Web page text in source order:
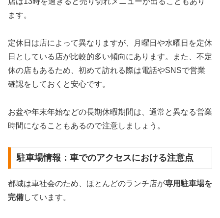
ます。
定休日は店によって異なりますが、月曜日や水曜日を定休
日としている店が比較的多い傾向にあります。また、不定
休の店もあるため、初めて訪れる際は電話やSNSで営業
確認をしておくと安心です。
お盆や年末年始などの長期休暇期間は、通常と異なる営業
時間になることもあるので注意しましょう。
駐車場情報：車でのアクセスにおける注意点
都城は車社会のため、ほとんどのランチ店が専用駐車場を
完備しています。